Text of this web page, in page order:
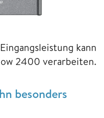
kann
2400 verarbeiten.
besonders